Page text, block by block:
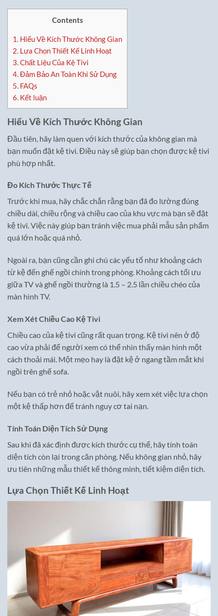
Contents
1. Hiểu Về Kích Thước Không Gian
2. Lựa Chọn Thiết Kế Linh Hoạt
3.Chất Liệu Của Kệ Tivi
4.Đảm Bảo An Toàn Khi Sử Dụng
5. FAQs
6. Kết luận
Hiểu Về Kích Thước Không Gian
Đầu tiên, hãy làm quen với kích thước của không gian mà
bạn muốn đặt kệ tivi. Điều này sẽ giúp bạn chọn được kệ tivi
phù hợp nhất.
Đo Kích Thước Thực Tế
Trước khi mua, hãy chắc chắn rằng bạn đã đo lường đúng
chiều dài, chiều rộng và chiều cao của khu vực mà bạn sẽ đặt
kệ tivi. Việc này giúp bạn tránh việc mua phải mẫu sản phẩm
quá lớn hoặc quá nhỏ.
Ngoài ra, bạn cũng cần ghi chú các yếu tố như khoảng cách
từ kệ đến ghế ngồi chính trong phòng. Khoảng cách tối ưu
giữa TV và ghế ngồi thường là 1.5 – 2.5 lần chiều chéo của
màn hình TV.
Xem Xét Chiều Cao Kệ Tivi
Chiều cao của kệ tivi cũng rất quan trọng. Kệ tivi nên ở độ
cao vừa phải để người xem có thể nhìn thấy màn hình một
cách thoải mái. Một mẹo hay là đặt kệ ở ngang tầm mắt khi
ngồi trên ghế sofa.
Nếu bạn có trẻ nhỏ hoặc vật nuôi, hãy xem xét việc lựa chọn
một kệ thấp hơn để tránh nguy cơ tai nạn.
Tính Toán Diện Tích Sử Dụng
Sau khi đã xác định được kích thước cụ thể, hãy tính toán
diện tích còn lại trong căn phòng. Nếu không gian nhỏ, hãy
ưu tiên những mẫu thiết kế thông minh, tiết kiệm diện tích.
Lựa Chọn Thiết Kế Linh Hoạt